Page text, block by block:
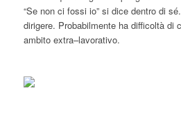
“Se non ci fossi io” si dice dentro di
dirigere. Probabilmente ha difficoltà di
ambito extra–lavorativo.